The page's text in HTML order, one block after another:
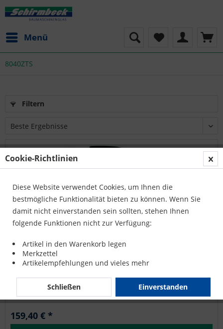
Menü
8040ZTS
Filtern
SEITENSCHEIBE HINTEN LINKS für JCB 8040ZTS
JCB: 8040ZTS, 8045ZTS, 8050ZTS, 8055RTS, 8055ZTS, 8065RTS
159,40 € *
Cookie-Richtlinien
Diese Website verwendet Cookies, um Ihnen die
bestmögliche Funktionalität bieten zu können. Wenn Sie
damit nicht einverstanden sein sollten, stehen Ihnen
folgende Funktionen nicht zur Verfügung:
Artikel in den Warenkorb legen
Merkzettel
Artikelempfehlungen und vieles mehr
Einverstanden
Schließen